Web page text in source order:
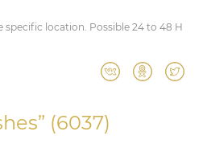
specific location. Possible 24 to 48 H
(6037)